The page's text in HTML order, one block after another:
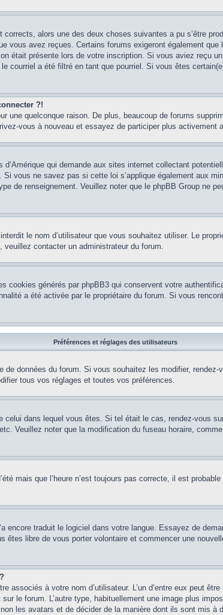
alors une des deux choses suivantes a pu s’être
vous avez reçues. Certains forums exigeront également
était présente lors de votre inscription. Si vous aviez reçu
courriel a été filtré en tant que pourriel. Si vous êtes
?!
une quelconque raison. De plus, beaucoup de forums
vous à nouveau et essayez de participer plus activement
qui demande aux sites internet collectant
vous ne savez pas si cette loi s’applique également aux
de renseignement. Veuillez noter que le phpBB Group ne
le nom d’utilisateur que vous souhaitez utiliser. Le
veuillez contacter un administrateur du forum.
cookies générés par phpBB3 qui conservent votre
a été activée par le propriétaire du forum. Si vous
Préférences et réglages des utilisateurs
données du forum. Si vous souhaitez les modifier,
tous vos réglages et toutes vos préférences.
celui dans lequel vous êtes. Si tel était le cas, rendez-vous
Veuillez noter que la modification du fuseau horaire,
mais que l’heure n’est toujours pas correcte, il est
encore traduit le logiciel dans votre langue. Essayez de
êtes libre de vous porter volontaire et commencer une
à votre nom d’utilisateur. L’un d’entre eux peut
le forum. L’autre type, habituellement une image plus
les avatars et de décider de la manière dont ils sont mis